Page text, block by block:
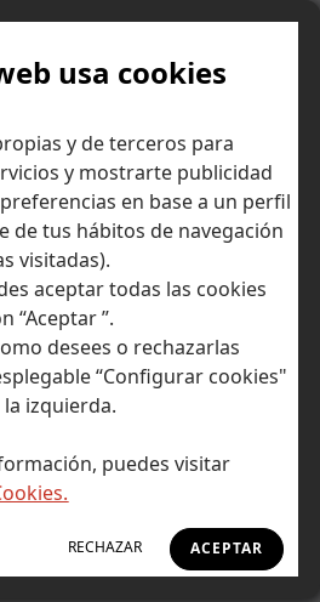
usa cookies
y de terceros para
y mostrarte publicidad
en base a un perfil
de tus hábitos de navegación
visitadas).
aceptar todas las cookies
“Aceptar ”.
desees o rechazarlas
“Configurar cookies"
izquierda.
puedes visitar
ACEPTAR
RECHAZAR
Ir a Self Bank »
Self